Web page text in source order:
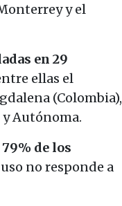
y el
en 29
ellas el
(Colombia),
Autónoma.
de los
no responde a